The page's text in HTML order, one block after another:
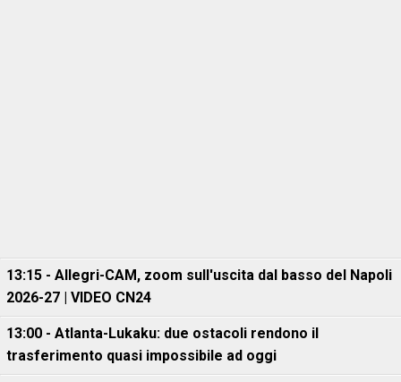
13:15 - Allegri-CAM, zoom sull'uscita dal basso del Napoli
2026-27 | VIDEO CN24
13:00 - Atlanta-Lukaku: due ostacoli rendono il
trasferimento quasi impossibile ad oggi